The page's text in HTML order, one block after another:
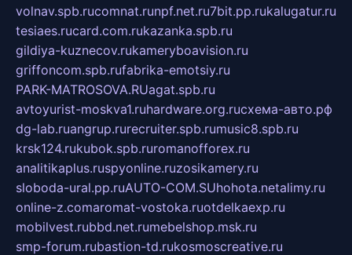
volnav.spb.rucomnat.runpf.net.ru7bit.pp.rukalugatur.ru
tesiaes.rucard.com.rukazanka.spb.ru
gildiya-kuznecov.rukameryboavision.ru
griffoncom.spb.rufabrika-emotsiy.ru
PARK-MATROSOVA.RUagat.spb.ru
avtoyurist-moskva1.ruhardware.org.ruсхема-авто.рф
dg-lab.ruangrup.rurecruiter.spb.rumusic8.spb.ru
krsk124.rukubok.spb.ruromanofforex.ru
analitikaplus.ruspyonline.ruzosikamery.ru
sloboda-ural.pp.ruAUTO-COM.SUhohota.netalimy.ru
online-z.comaromat-vostoka.ruotdelkaexp.ru
mobilvest.rubbd.net.rumebelshop.msk.ru
smp-forum.rubastion-td.rukosmoscreative.ru